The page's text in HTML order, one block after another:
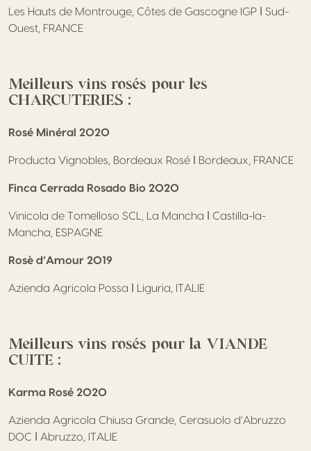
Les Hauts de Montrouge, Côtes de Gascogne IGP ǀ Sud-
Ouest, FRANCE
Meilleurs vins rosés pour les
CHARCUTERIES :
Rosé Minéral 2020
Producta Vignobles, Bordeaux Rosé ǀ Bordeaux, FRANCE
Finca Cerrada Rosado Bio 2020
Vinicola de Tomelloso SCL, La Mancha ǀ Castilla-la-
Mancha, ESPAGNE
Rosè d’Amour 2019
Azienda Agricola Possa ǀ Liguria, ITALIE
Meilleurs vins rosés pour la VIANDE
CUITE :
Karma Rosé 2020
Azienda Agricola Chiusa Grande, Cerasuolo d’Abruzzo
DOC ǀ Abruzzo, ITALIE